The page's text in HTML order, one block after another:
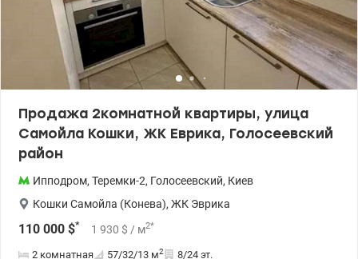
Продажа 2комнатной квартиры, улица
Самойла Кошки, ЖК Еврика, Голосеевский
район
Ипподром, Теремки-2, Голосеевский, Киев
Кошки Самойла (Конева), ЖК Эврика
110 000 $* 1 930 $ / м2*
2 комнатная 57/32/13 м2 8/24 эт.